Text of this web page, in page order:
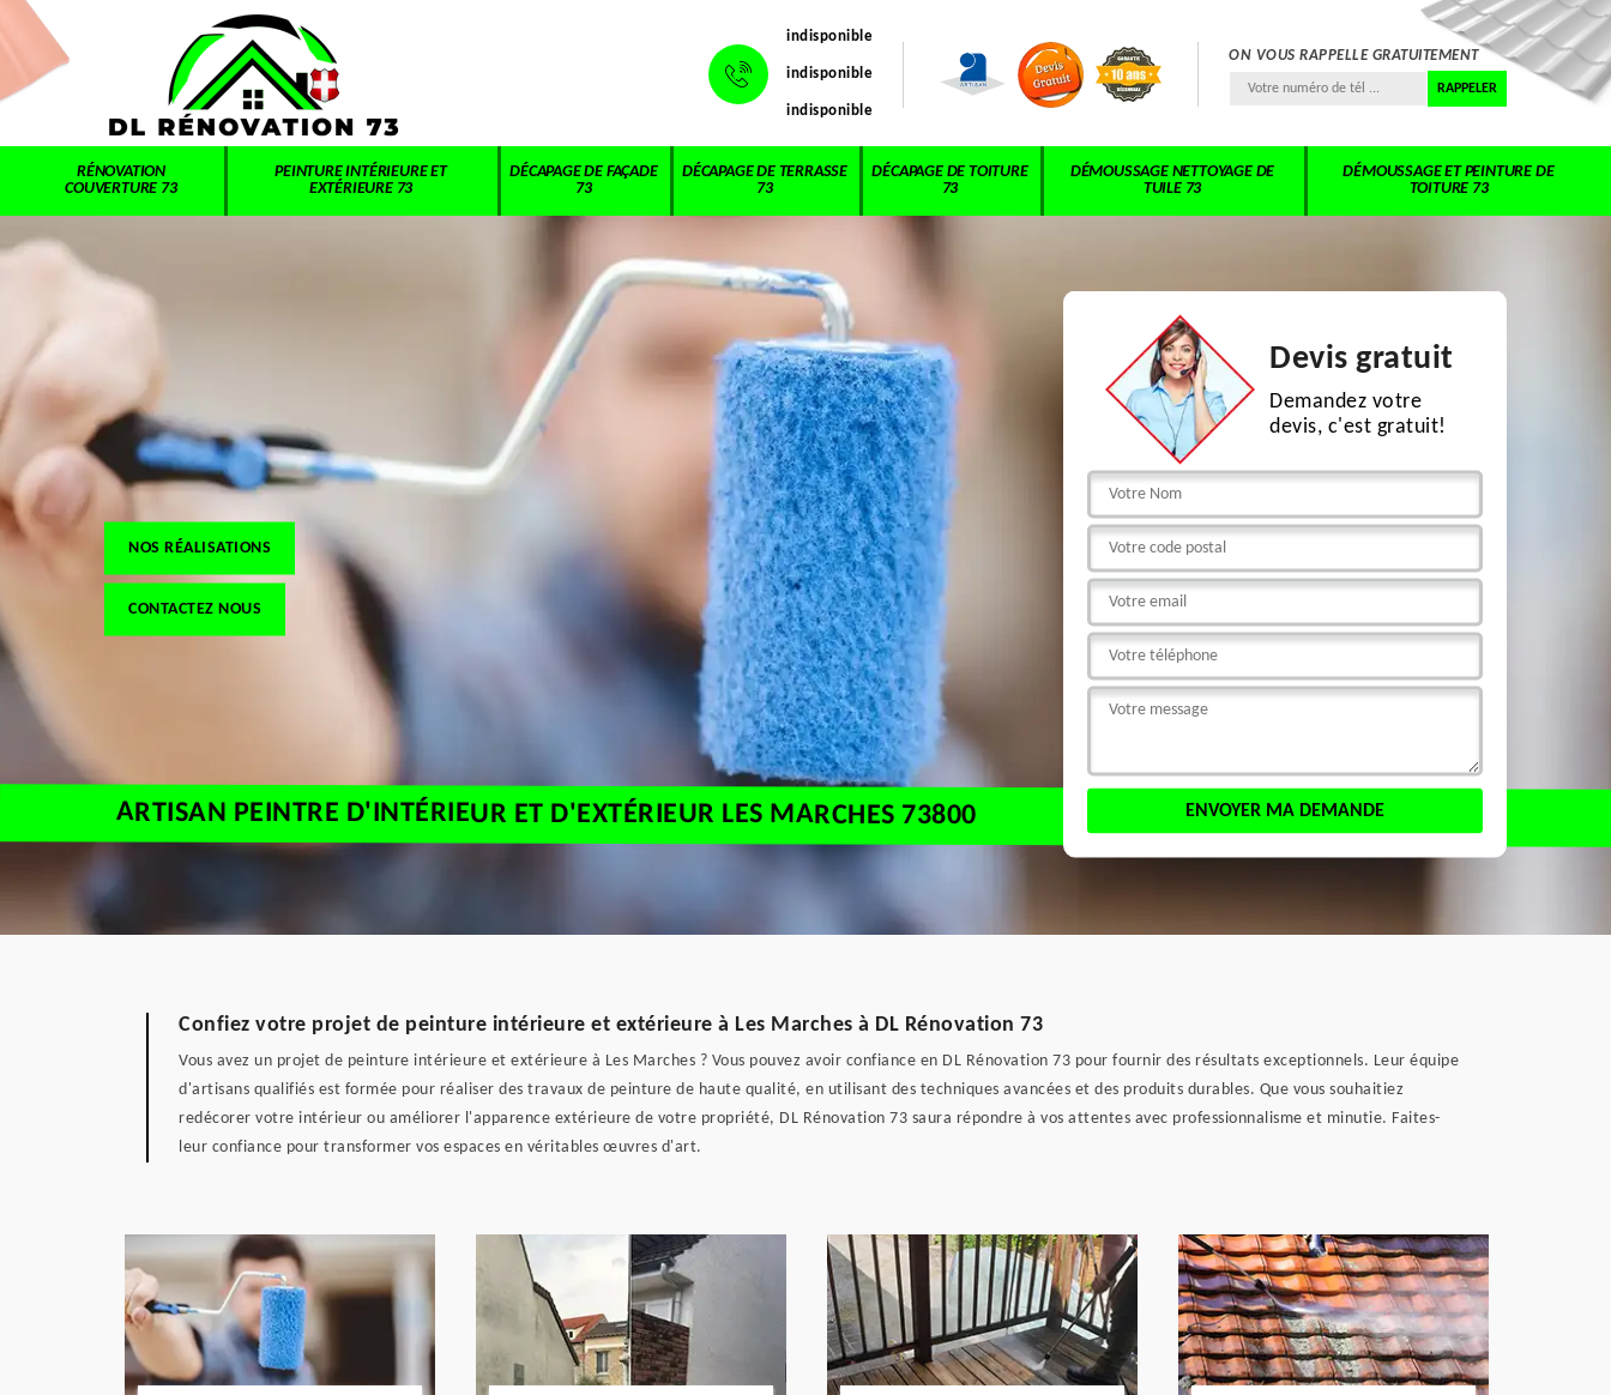
indisponible
indisponible
indisponible
ON VOUS RAPPELLE GRATUITEMENT
RÉNOVATION
COUVERTURE 73
PEINTURE INTÉRIEURE ET
EXTÉRIEURE 73
DÉCAPAGE DE FAÇADE
73
DÉCAPAGE DE TERRASSE
73
DÉCAPAGE DE TOITURE
73
DÉMOUSSAGE NETTOYAGE DE
TUILE 73
DÉMOUSSAGE ET PEINTURE DE
TOITURE 73
NOS RÉALISATIONS
CONTACTEZ NOUS
Devis gratuit
Demandez votre
devis, c'est gratuit!
ARTISAN PEINTRE D'INTÉRIEUR ET D'EXTÉRIEUR LES MARCHES 73800
Confiez votre projet de peinture intérieure et extérieure à Les Marches à DL Rénovation 73
Vous avez un projet de peinture intérieure et extérieure à Les Marches ? Vous pouvez avoir confiance en DL Rénovation 73 pour fournir des résultats exceptionnels. Leur équipe
d'artisans qualifiés est formée pour réaliser des travaux de peinture de haute qualité, en utilisant des techniques avancées et des produits durables. Que vous souhaitiez
redécorer votre intérieur ou améliorer l'apparence extérieure de votre propriété, DL Rénovation 73 saura répondre à vos attentes avec professionnalisme et minutie. Faites-
leur confiance pour transformer vos espaces en véritables œuvres d'art.